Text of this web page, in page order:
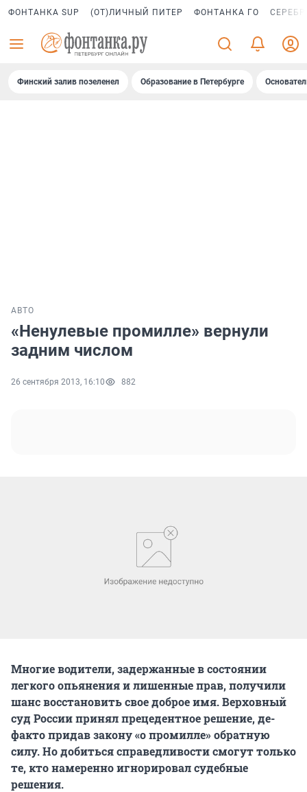
ФОНТАНКА SUP (ОТ)ЛИЧНЫЙ ПИТЕР ФОНТАНКА ГО
Финский залив позеленел Образование в Петербурге
АВТО
«Ненулевые промилле» вернули
задним числом
26 сентября 2013, 16:10 882
Многие водители, задержанные в состоянии
легкого опьянения и лишенные прав, получили
шанс восстановить свое доброе имя. Верховный
суд России принял прецедентное решение, де-
факто придав закону «о промилле» обратную
силу. Но добиться справедливости смогут только
те, кто намеренно игнорировал судебные
решения.